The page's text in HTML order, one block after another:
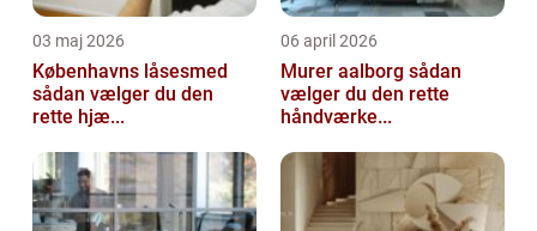
03 maj 2026
Københavns låsesmed
sådan vælger du den
rette hjæ...
06 april 2026
Murer aalborg sådan
vælger du den rette
håndværke...